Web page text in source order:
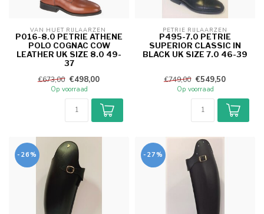
VAN HUET RIJLAARZEN
P016-8.0 PETRIE ATHENE
POLO COGNAC COW
LEATHER UK SIZE 8.0 49-
37
€673,00 €498,00
Op voorraad
PETRIE RIJLAARZEN
P495-7.0 PETRIE
SUPERIOR CLASSIC IN
BLACK UK SIZE 7.0 46-39
€749,00 €549,50
Op voorraad
-26% -27%